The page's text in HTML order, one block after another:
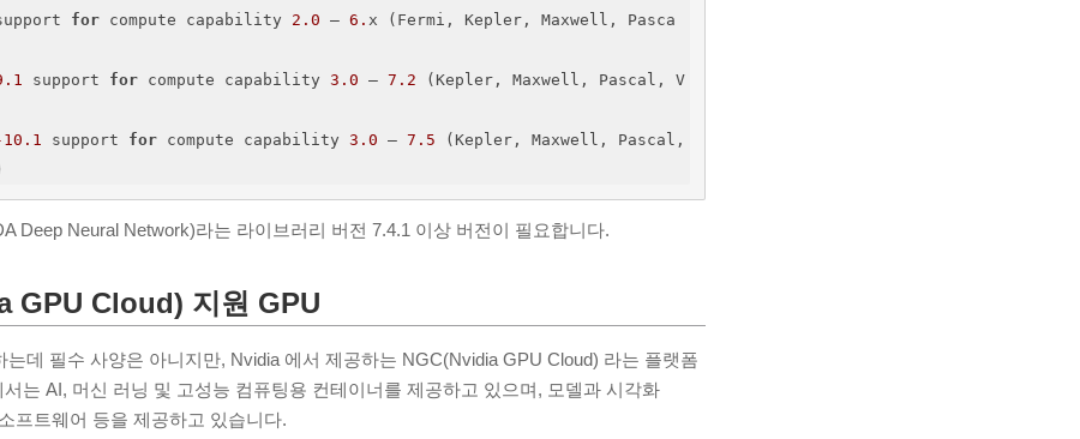
for compute capability 2.0 – 6. x (Fermi, Kepler, Maxwell, Pasca
support for compute capability 3.0 – 7.2 (Kepler, Maxwell, Pascal, V
support for compute capability 3.0 – 7.5 (Kepler, Maxwell, Pascal,
Deep Neural Network)라는 라이브러리 버전 7.4.1 이상 버전이 필요합니다.
GPU Cloud) 지원 GPU
는데 필수 사양은 아니지만, Nvidia 에서 제공하는 NGC(Nvidia GPU Cloud) 라는 플랫폼
는 AI, 머신 러닝 및 고성능 컴퓨팅용 컨테이너를 제공하고 있으며, 모델과 시각화
프트웨어 등을 제공하고 있습니다.